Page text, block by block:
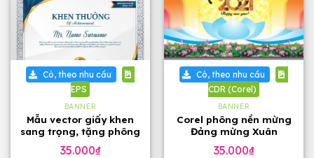
Có, theo nhu cầu
EPS
BANNER
Mẫu vector giấy khen
sang trọng, tặng phông
35.000₫
Có, theo nhu cầu
CDR (Corel)
BANNER
Corel phông nền mừng
Đảng mừng Xuân
35.000₫